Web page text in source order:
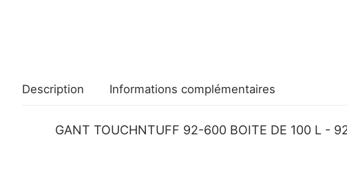
Description Informations complémentaires
GANT TOUCHNTUFF 92-600 BOITE DE 100 L -